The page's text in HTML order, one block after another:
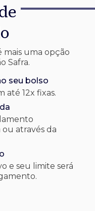
uma opção
Safra.
seu bolso
até 12x fixas.
através da
e seu limite será